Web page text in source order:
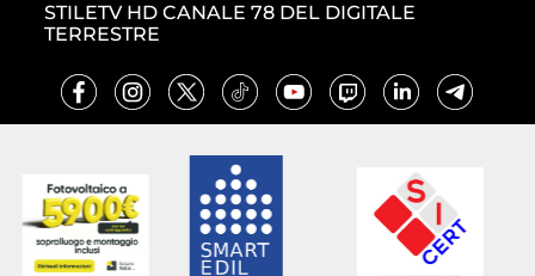
STILETV HD CANALE 78 DEL DIGITALE
TERRESTRE